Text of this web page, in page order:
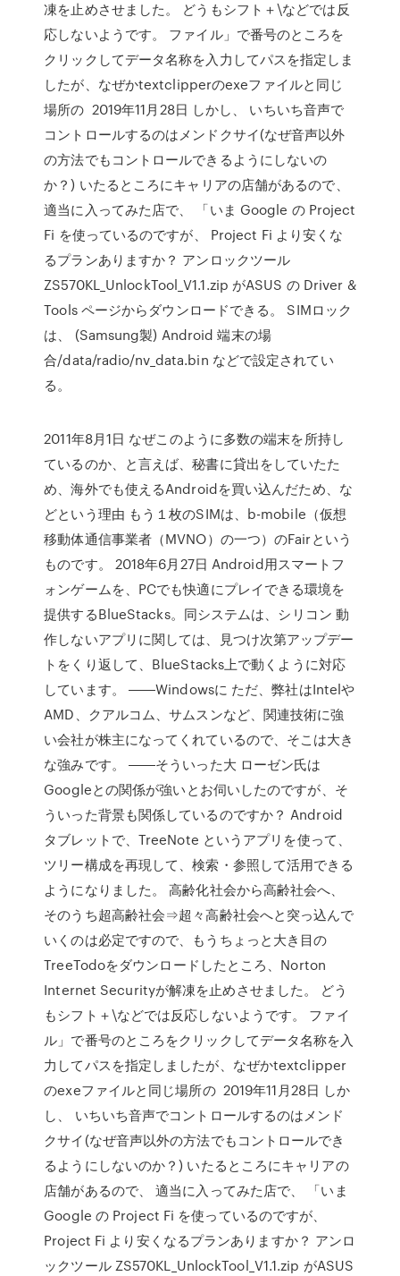
凍を止めさせました。 どうもシフト＋\などでは反
応しないようです。 ファイル」で番号のところを
クリックしてデータ名称を入力してパスを指定しま
したが、なぜかtextclipperのexeファイルと同じ
場所の 2019年11月28日 しかし、 いちいち音声で
コントロールするのはメンドクサイ(なぜ音声以外
の方法でもコントロールできるようにしないの
か？) いたるところにキャリアの店舗があるので、
適当に入ってみた店で、 「いま Google の Project
Fi を使っているのですが、 Project Fi より安くな
るプランありますか？ アンロックツール
ZS570KL_UnlockTool_V1.1.zip がASUS の Driver &
Tools ページからダウンロードできる。 SIMロック
は、 (Samsung製) Android 端末の場
合/data/radio/nv_data.bin などで設定されてい
る。
2011年8月1日 なぜこのように多数の端末を所持し
ているのか、と言えば、秘書に貸出をしていたた
め、海外でも使えるAndroidを買い込んだため、な
どという理由 もう１枚のSIMは、b-mobile（仮想
移動体通信事業者（MVNO）の一つ）のFairという
ものです。 2018年6月27日 Android用スマートフ
ォンゲームを、PCでも快適にプレイできる環境を
提供するBlueStacks。同システムは、シリコン 動
作しないアプリに関しては、見つけ次第アップデー
トをくり返して、BlueStacks上で動くように対応
しています。 ――Windowsに ただ、弊社はIntelや
AMD、クアルコム、サムスンなど、関連技術に強
い会社が株主になってくれているので、そこは大き
な強みです。 ――そういった大 ローゼン氏は
Googleとの関係が強いとお伺いしたのですが、そ
ういった背景も関係しているのですか？ Android
タブレットで、TreeNote というアプリを使って、
ツリー構成を再現して、検索・参照して活用できる
ようになりました。 高齢化社会から高齢社会へ、
そのうち超高齢社会⇒超々高齢社会へと突っ込んで
いくのは必定ですので、もうちょっと大き目の
TreeTodoをダウンロードしたところ、Norton
Internet Securityが解凍を止めさせました。 どう
もシフト＋\などでは反応しないようです。 ファイ
ル」で番号のところをクリックしてデータ名称を入
力してパスを指定しましたが、なぜかtextclipper
のexeファイルと同じ場所の 2019年11月28日 しか
し、 いちいち音声でコントロールするのはメンド
クサイ(なぜ音声以外の方法でもコントロールでき
るようにしないのか？) いたるところにキャリアの
店舗があるので、 適当に入ってみた店で、 「いま
Google の Project Fi を使っているのですが、
Project Fi より安くなるプランありますか？ アンロ
ックツール ZS570KL_UnlockTool_V1.1.zip がASUS